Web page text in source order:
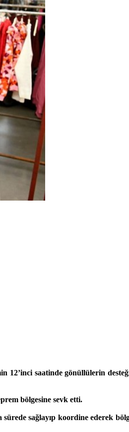
saatinde gönüllülerin
bölgesine sevk etti.
sağlayıp koordine ederek